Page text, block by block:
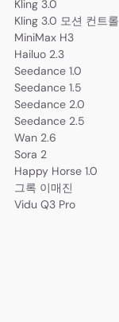
Kling 3.0
Kling 3.0 모션 컨트롤
MiniMax H3
Hailuo 2.3
Seedance 1.0
Seedance 1.5
Seedance 2.0
Seedance 2.5
Wan 2.6
Sora 2
Happy Horse 1.0
그록 이매진
Vidu Q3 Pro